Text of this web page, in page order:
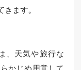
ます。
、天気や旅行な
かじめ用意して